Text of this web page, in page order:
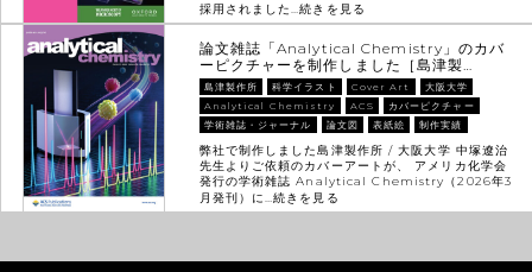
採用されました…続きを見る
論文雑誌「Analytical Chemistry」のカバ
ーピクチャーを制作しました［島津製…
島津製作所 科学イラスト Cover Art
大阪大学
Analytical Chemistry
ACS
カバーピクチャー
学術雑誌・ジャーナル
論文図 表紙絵 制作実績
弊社で制作しました島津製作所 / 大阪大学 中塚遼治
先生よりご依頼のカバーアートが、 アメリカ化学会
発行の学術雑誌 Analytical Chemistry（2026年3
月発刊）に…続きを見る